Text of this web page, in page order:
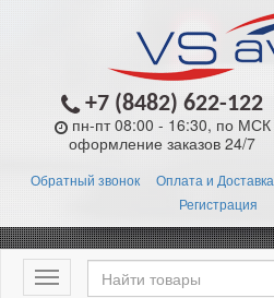
+7 (8482) 622-122
пн-пт 08:00 - 16:30, по МСК
оформление заказов 24/7
Обратный звонок Оплата и Доставка
Регистрация
Меню